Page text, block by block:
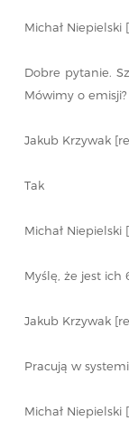
Michał Niepielski
Dobre pytanie.
Mówimy o emisji?
Jakub Krzywak
Tak
Michał Niepielski
Myślę, że jest ich
Jakub Krzywak
Pracują w
Michał Niepielski